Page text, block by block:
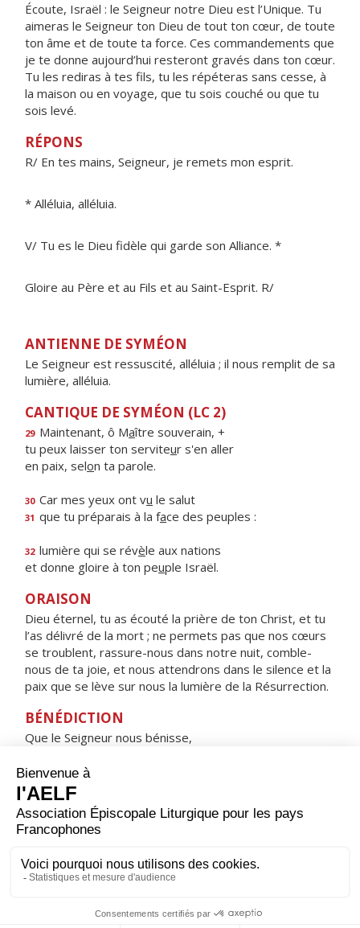
Écoute, Israël : le Seigneur notre Dieu est l’Unique. Tu
aimeras le Seigneur ton Dieu de tout ton cœur, de toute
ton âme et de toute ta force. Ces commandements que
je te donne aujourd’hui resteront gravés dans ton cœur.
Tu les rediras à tes fils, tu les répéteras sans cesse, à
la maison ou en voyage, que tu sois couché ou que tu
sois levé.
RÉPONS
R/ En tes mains, Seigneur, je remets mon esprit.
* Alléluia, alléluia.
V/ Tu es le Dieu fidèle qui garde son Alliance. *
Gloire au Père et au Fils et au Saint-Esprit. R/
ANTIENNE DE SYMÉON
Le Seigneur est ressuscité, alléluia ; il nous remplit de sa
lumière, alléluia.
CANTIQUE DE SYMÉON (LC 2)
29 Maintenant, ô Maître souverain, +
tu peux laisser ton serviteur s'en aller
en paix, selon ta parole.
30 Car mes yeux ont vu le salut
31 que tu préparais à la face des peuples :
32 lumière qui se révèle aux nations
et donne gloire à ton peuple Israël.
ORAISON
Dieu éternel, tu as écouté la prière de ton Christ, et tu
l’as délivré de la mort ; ne permets pas que nos cœurs
se troublent, rassure-nous dans notre nuit, comble-
nous de ta joie, et nous attendrons dans le silence et la
paix que se lève sur nous la lumière de la Résurrection.
BÉNÉDICTION
Que le Seigneur nous bénisse,
et nous garde dans la paix. Amen.
HYMNE : Ô VIERGE MARIE, QUELLE JOIE !
ALLÉLUIA !
Ô Vierge Marie, quelle joie ! Alléluia !
Ressuscité, s'en est allé, alléluia !